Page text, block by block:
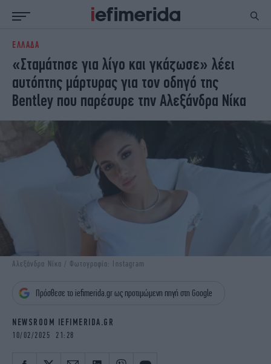
ΕΙΔΗΣΕΙΣ
NON PAPER
ΕΛΛΑΔΑ
ΟΙΚΟΝΟΜΙΑ
ΚΟΣΜΟΣ
ΠΟΛΙΤΙΣΜΟΣ
ΠΑΝΕΛΛΗΝΙΕΣ
ΖΩΗ
ΣΠΟΡ
ΠΟΛΗ
ΥΓΕΙΑ
ΟΛΥΜΠΙΑΚΟΙ ΑΓΩΝΕΣ
GREEN
PODCAST
iOPINIONS
OSCARS
THE OCEAN
ΕΛΛΑΔΑ
«Σταμάτησε για λίγο και γκάζωσε» λέει
αυτόπτης μάρτυρας για τον οδηγό της
Bentley που παρέσυρε την Αλεξάνδρα Νίκα
Αλεξάνδρα Νίκα / Φωτογραφία: Instagram
Πρόσθεσε το iefimerida.gr ως προτιμώμενη πηγή στη Google
NEWSROOM IEFIMERIDA.GR
10/02/2025 21:28